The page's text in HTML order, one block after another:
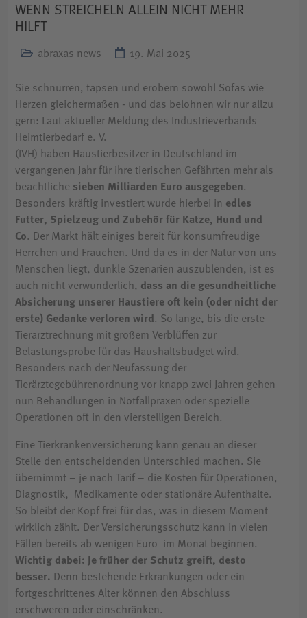
WENN STREICHELN ALLEIN NICHT MEHR
HILFT
abraxas news 19. Mai 2025
Sie schnurren, tapsen und erobern sowohl Sofas wie
Herzen gleichermaßen - und das belohnen wir nur allzu
gern: Laut aktueller Meldung des Industrieverbands
Heimtierbedarf e. V.
(IVH) haben Haustierbesitzer in Deutschland im
vergangenen Jahr für ihre tierischen Gefährten mehr als
beachtliche sieben Milliarden Euro ausgegeben.
Besonders kräftig investiert wurde hierbei in edles
Futter, Spielzeug und Zubehör für Katze, Hund und
Co. Der Markt hält einiges bereit für konsumfreudige
Herrchen und Frauchen. Und da es in der Natur von uns
Menschen liegt, dunkle Szenarien auszublenden, ist es
auch nicht verwunderlich, dass an die gesundheitliche
Absicherung unserer Haustiere oft kein (oder nicht der
erste) Gedanke verloren wird. So lange, bis die erste
Tierarztrechnung mit großem Verblüffen zur
Belastungsprobe für das Haushaltsbudget wird.
Besonders nach der Neufassung der
Tierärztegebührenordnung vor knapp zwei Jahren gehen
nun Behandlungen in Notfallpraxen oder spezielle
Operationen oft in den vierstelligen Bereich.
Eine Tierkrankenversicherung kann genau an dieser
Stelle den entscheidenden Unterschied machen. Sie
übernimmt – je nach Tarif – die Kosten für Operationen,
Diagnostik, Medikamente oder stationäre Aufenthalte.
So bleibt der Kopf frei für das, was in diesem Moment
wirklich zählt. Der Versicherungsschutz kann in vielen
Fällen bereits ab wenigen Euro im Monat beginnen.
Wichtig dabei: Je früher der Schutz greift, desto
besser. Denn bestehende Erkrankungen oder ein
fortgeschrittenes Alter können den Abschluss
erschweren oder einschränken.